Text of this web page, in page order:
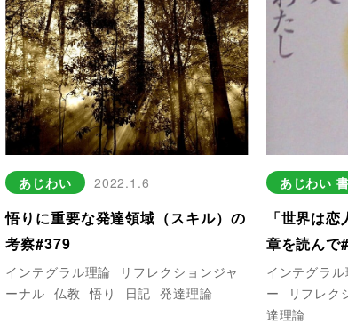
あじわい 2022.1.6
悟りに重要な発達領域（スキル）の
考察#379
インテグラル理論
リフレクションジャ
ーナル 仏教 悟り 日記 発達理論
あじわい
「世界は
章を読んで
インテグラ
ー
リフレク
達理論